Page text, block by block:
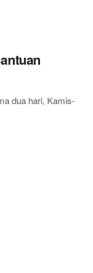
dua hari, Kamis-